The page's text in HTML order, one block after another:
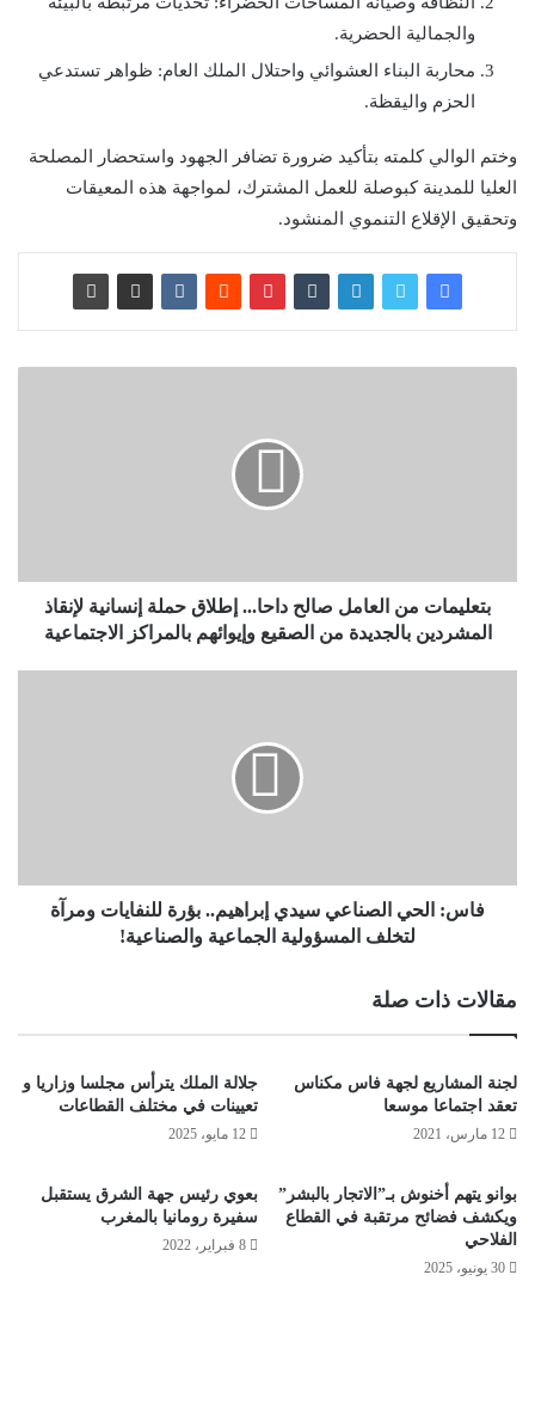
والجمالية الحضرية.
محاربة البناء العشوائي واحتلال الملك العام: ظواهر تستدعي
الحزم واليقظة.
وختم الوالي كلمته بتأكيد ضرورة تضافر الجهود واستحضار المصلحة
العليا للمدينة كبوصلة للعمل المشترك، لمواجهة هذه المعيقات
وتحقيق الإقلاع التنموي المنشود.
بتعليمات من العامل صالح داحا... إطلاق حملة إنسانية لإنقاذ
المشردين بالجديدة من الصقيع وإيوائهم بالمراكز الاجتماعية
فاس: الحي الصناعي سيدي إبراهيم.. بؤرة للنفايات ومرآة
لتخلف المسؤولية الجماعية والصناعية!
مقالات ذات صلة
لجنة المشاريع لجهة فاس مكناس
تعقد اجتماعا موسعا
12 مارس، 2021
جلالة الملك يترأس مجلسا وزاريا و
تعيينات في مختلف القطاعات
12 مايو، 2025
بوانو يتهم أخنوش بـ”الاتجار بالبشر”
ويكشف فضائح مرتقبة في القطاع
الفلاحي
30 يونيو، 2025
بعوي رئيس جهة الشرق يستقبل
سفيرة رومانيا بالمغرب
8 فبراير، 2022